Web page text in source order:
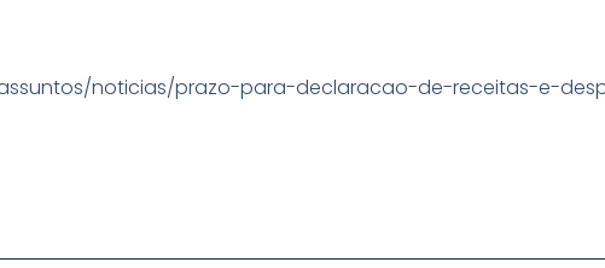
noticias/prazo-para-declaracao-de-receitas-e-